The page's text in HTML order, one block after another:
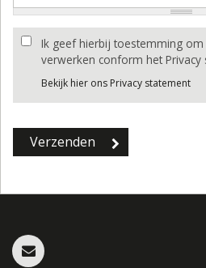
Ik geef hierbij toestemming
verwerken conform het Privacy
Bekijk hier ons Privacy statement